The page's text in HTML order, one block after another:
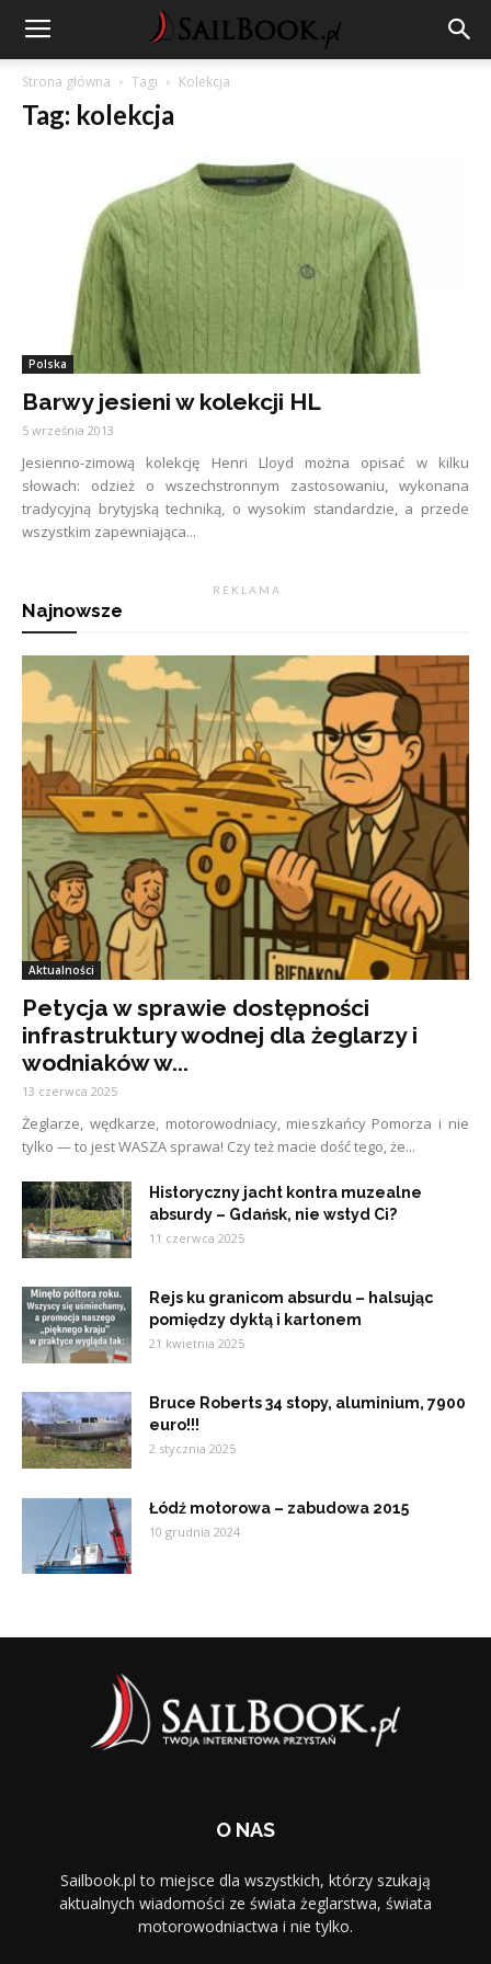
Strona główna Tagi Kolekcja
Tag: kolekcja
Polska
Barwy jesieni w kolekcji HL
5 września 2013
Jesienno-zimową kolekcję Henri Lloyd można opisać w kilku
słowach: odzież o wszechstronnym zastosowaniu, wykonana
tradycyjną brytyjską techniką, o wysokim standardzie, a przede
wszystkim zapewniająca...
R E K L A M A
Najnowsze
Aktualności
Petycja w sprawie dostępności
infrastruktury wodnej dla żeglarzy i
wodniaków w...
13 czerwca 2025
Żeglarze, wędkarze, motorowodniacy, mieszkańcy Pomorza i nie
tylko — to jest WASZA sprawa! Czy też macie dość tego, że...
Historyczny jacht kontra muzealne
absurdy – Gdańsk, nie wstyd Ci?
11 czerwca 2025
Rejs ku granicom absurdu – halsując
pomiędzy dyktą i kartonem
21 kwietnia 2025
Bruce Roberts 34 stopy, aluminium, 7900
euro!!!
2 stycznia 2025
Łódź motorowa – zabudowa 2015
10 grudnia 2024
O NAS
Sailbook.pl to miejsce dla wszystkich, którzy szukają
aktualnych wiadomości ze świata żeglarstwa, świata
motorowodniactwa i nie tylko.